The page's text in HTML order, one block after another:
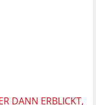
DANN ERBLICKT,